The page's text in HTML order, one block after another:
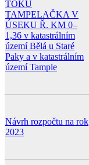
TOKU
TAMPELAČKA V
ÚSEKU Ř. KM 0–
1,36 v katastrálním
území Bělá u Staré
Paky a v katastrálním
území Tample
Návrh rozpočtu na rok
2023